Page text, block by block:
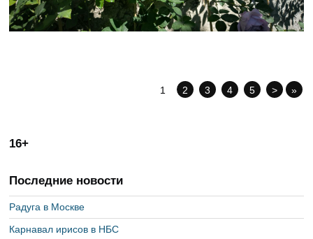
1 2 3 4 5 > »
16+
Последние новости
Радуга в Москве
Карнавал ирисов в НБС